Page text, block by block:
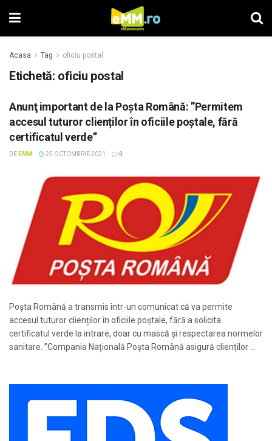
Acasa Tag oficiu postal
Etichetă: oficiu postal
Anunţ important de la Poșta Română: ”Permitem
accesul tuturor clienților în oficiile poștale, fără
certificatul verde”
DE EMM 25 OCTOMBRIE 2021 0
Poșta Română a transmis într-un comunicat că va permite
accesul tuturor clienților în oficiile poștale, fără a solicita
certificatul verde la intrare, doar cu mască și respectarea normelor
sanitare. ”Compania Națională Poșta Română asigură clienților ...